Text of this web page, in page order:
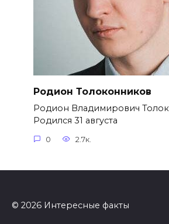
Родион Толоконников
Родион Владимирович
Родился 31 августа
0 2.7к.
© 2026 Интересные факты